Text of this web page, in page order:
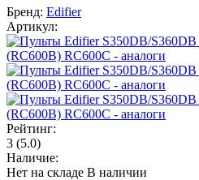
Бренд: Edifier
Артикул:
Рейтинг:
3 (5.0)
Наличие:
Нет на складе В наличии